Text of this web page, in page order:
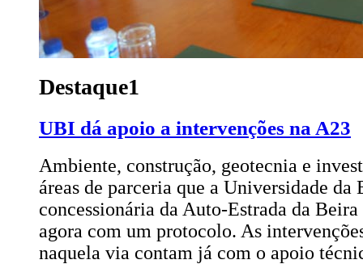
Destaque1
UBI dá apoio a intervenções na A23
Ambiente, construção, geotecnia e
áreas de parceria que a Universidade
concessionária da Auto-Estrada da
agora com um protocolo. As
naquela via contam já com o apoio